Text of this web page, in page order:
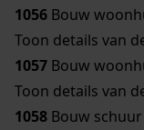
1056 Bouw
Toon details van
1057 Bouw
Toon details van
1058 Bouw